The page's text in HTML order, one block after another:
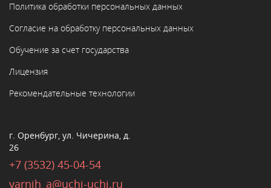
Политика обработки персональных данных
Согласие на обработку персональных данных
Обучение за счет государства
Лицензия
Рекомендательные технологии
г. Оренбург, ул. Чичерина, д.
26
+7 (3532) 45-04-54
yarnih_a@uchi-uchi.ru